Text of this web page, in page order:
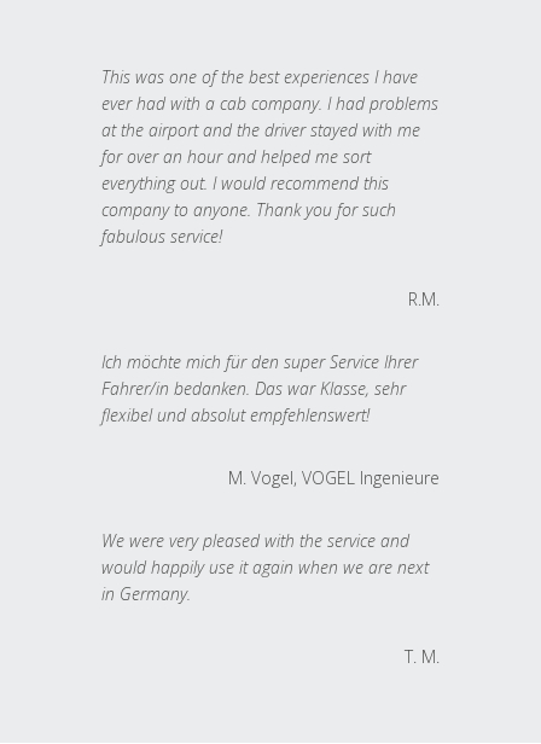
This was one of the best experiences I have
ever had with a cab company. I had problems
at the airport and the driver stayed with me
for over an hour and helped me sort
everything out. I would recommend this
company to anyone. Thank you for such
fabulous service!
R.M.
Ich möchte mich für den super Service Ihrer
Fahrer/in bedanken. Das war Klasse, sehr
flexibel und absolut empfehlenswert!
M. Vogel, VOGEL Ingenieure
We were very pleased with the service and
would happily use it again when we are next
in Germany.
T. M.